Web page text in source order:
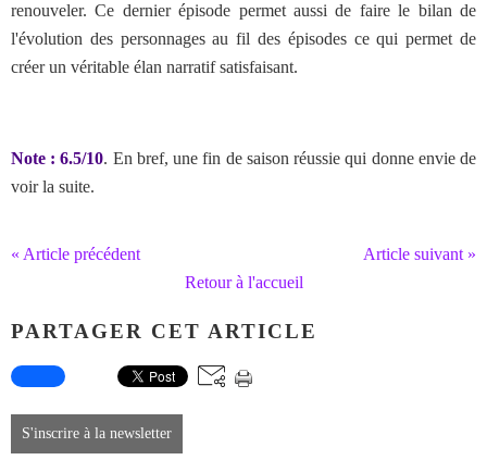
renouveler. Ce dernier épisode permet aussi de faire le bilan de
l'évolution des personnages au fil des épisodes ce qui permet de
créer un véritable élan narratif satisfaisant.
Note : 6.5/10. En bref, une fin de saison réussie qui donne envie de
voir la suite.
« Article précédent
Article suivant »
Retour à l'accueil
PARTAGER CET ARTICLE
S'inscrire à la newsletter